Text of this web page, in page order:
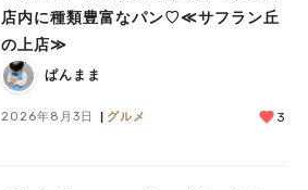
店内に種類豊富なパン♡≪サフラン丘
の上店≫
ぱんまま
2026年8月3日 グルメ 3